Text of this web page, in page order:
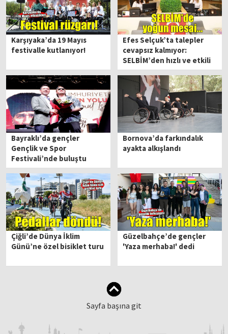
Karşıyaka’da 19 Mayıs
festivalle kutlanıyor!
Efes Selçuk’ta talepler
cevapsız kalmıyor:
SELBİM’den hızlı ve etkili
çözüm
Bayraklı’da gençler
Gençlik ve Spor
Festivali’nde buluştu
Bornova’da farkındalık
ayakta alkışlandı
Çiğli’de Dünya İklim
Günü’ne özel bisiklet turu
Güzelbahçe’de gençler
'Yaza merhaba!' dedi
Sayfa başına git